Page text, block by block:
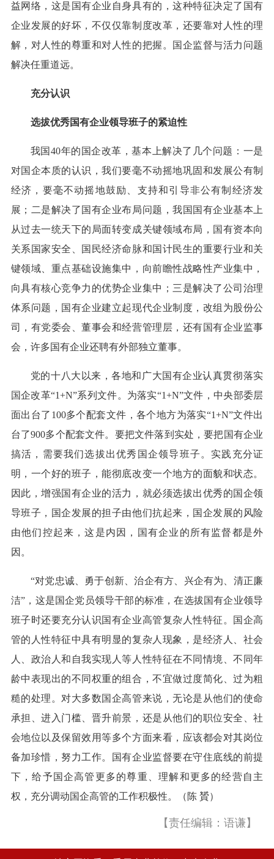
益网络，这是国有企业自身具有的，这种特征决定了国有
企业发展的好坏，不仅仅靠制度改革，还要靠对人性的理
解，对人性的尊重和对人性的把握。国企监督与活力问题
解决任重道远。
充分认识
选拔优秀国有企业领导班子的紧迫性
我国40年的国企改革，基本上解决了几个问题：一是
对国企本质的认识，我们要毫不动摇地巩固和发展公有制
经济，要毫不动摇地鼓励、支持和引导非公有制经济发
展；二是解决了国有企业布局问题，我国国有企业基本上
从过去一统天下的局面转变成关键领域布局，国有资本向
关系国家安全、国民经济命脉和国计民生的重要行业和关
键领域、重点基础设施集中，向前瞻性战略性产业集中，
向具有核心竞争力的优势企业集中；三是解决了公司治理
体系问题，国有企业建立起现代企业制度，改组为股份公
司，有党委会、董事会和经营管理层，还有国有企业监事
会，许多国有企业还聘有外部独立董事。
党的十八大以来，各地和广大国有企业认真贯彻落实
国企改革“1+N”系列文件。为落实“1+N”文件，中央部委层
面出台了100多个配套文件，各个地方为落实“1+N”文件出
台了900多个配套文件。要把文件落到实处，要把国有企业
搞活，需要我们选拔出优秀国企领导班子。实践充分证
明，一个好的班子，能彻底改变一个地方的面貌和状态。
因此，增强国有企业的活力，就必须选拔出优秀的国企领
导班子，国企发展的担子由他们抗起来，国企发展的风险
由他们控起来，这是内因，国有企业的所有监督都是外
因。
“对党忠诚、勇于创新、治企有方、兴企有为、清正廉
洁”，这是国企党员领导干部的标准，在选拔国有企业领导
班子时还要充分认识国有企业高管复杂人性特征。国企高
管的人性特征中具有明显的复杂人现象，是经济人、社会
人、政治人和自我实现人等人性特征在不同情境、不同年
龄中表现出的不同权重的组合，不宜做过度简化、过为粗
糙的处理。对大多数国企高管来说，无论是从他们的使命
承担、进入门槛、晋升前景，还是从他们的职位安全、社
会地位以及保留效用等多个方面来看，应该都会对其岗位
备加珍惜，努力工作。国有企业监督要在守住底线的前提
下，给予国企高管更多的尊重、理解和更多的经营自主
权，充分调动国企高管的工作积极性。（陈 贇）
【责任编辑：语谦】